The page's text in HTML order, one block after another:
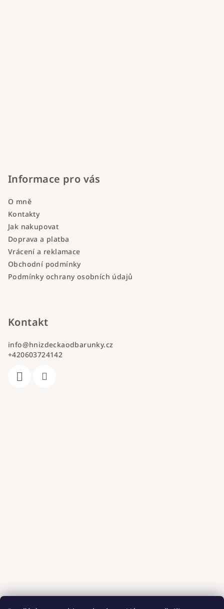
Informace pro vás
O mně
Kontakty
Jak nakupovat
Doprava a platba
Vrácení a reklamace
Obchodní podmínky
Podmínky ochrany osobních údajů
Kontakt
info@hnizdeckaodbarunky.cz
+420603724142